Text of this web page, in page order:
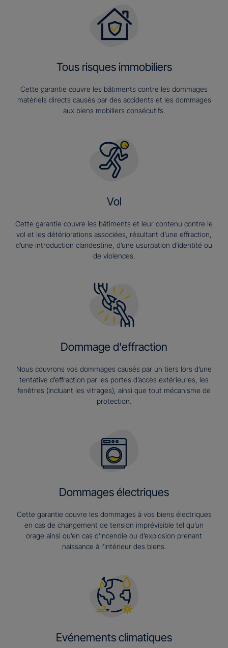
Tous risques immobiliers
Cette garantie couvre les bâtiments contre les dommages
matériels directs causés par des accidents et les dommages
aux biens mobiliers consécutifs.
Vol
Cette garantie couvre les bâtiments et leur contenu contre le
vol et les détériorations associées, résultant d’une effraction,
d’une introduction clandestine, d’une usurpation d’identité ou
de violences.
Dommage d'effraction
Nous couvrons vos dommages causés par un tiers lors d’une
tentative d’effraction par les portes d’accès extérieures, les
fenêtres (incluant les vitrages), ainsi que tout mécanisme de
protection.
Dommages électriques
Cette garantie couvre les dommages à vos biens électriques
en cas de changement de tension imprévisible tel qu’un
orage ainsi qu’en cas d’incendie ou d’explosion prenant
naissance à l’intérieur des biens.
Evénements climatiques